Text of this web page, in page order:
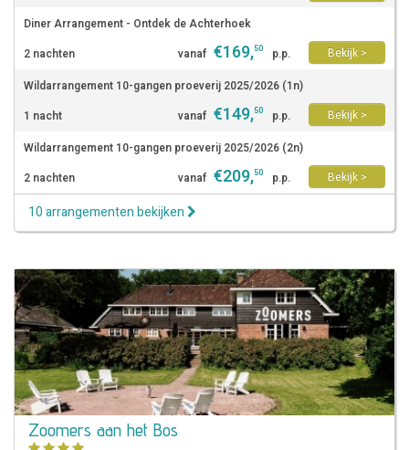
Diner Arrangement - Ontdek de Achterhoek
2 nachten
vanaf €169,50 p.p.
Bekijk >
Wildarrangement 10-gangen proeverij 2025/2026 (1n)
1 nacht
vanaf €149,50 p.p.
Bekijk >
Wildarrangement 10-gangen proeverij 2025/2026 (2n)
2 nachten
vanaf €209,50 p.p. Bekijk >
10 arrangementen bekijken
Zoomers aan het Bos